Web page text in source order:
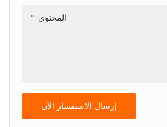
المحتوى
إرسال الاستفسار الآن